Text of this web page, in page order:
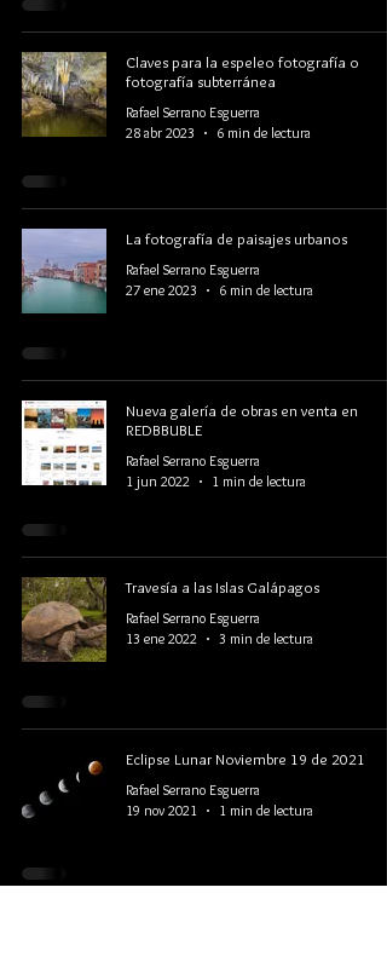
Claves para la espeleo fotografía o
fotografía subterránea
Rafael Serrano Esguerra
28 abr 2023
6 min de lectura
La fotografía de paisajes urbanos
Rafael Serrano Esguerra
27 ene 2023
6 min de lectura
Nueva galería de obras en venta en
REDBBUBLE
Rafael Serrano Esguerra
1 jun 2022
1 min de lectura
Travesía a las Islas Galápagos
Rafael Serrano Esguerra
13 ene 2022
3 min de lectura
Eclipse Lunar Noviembre 19 de 2021
Rafael Serrano Esguerra
19 nov 2021
1 min de lectura